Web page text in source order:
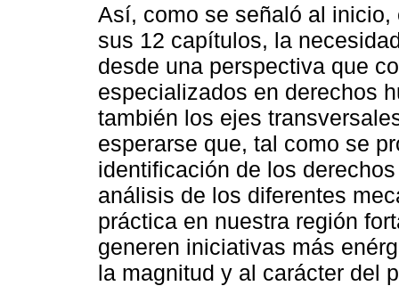
Así, como se señaló al
sus 12 capítulos, la
desde una perspectiva que
especializados en derechos
también los ejes
esperarse que, tal como se
identificación de los
análisis de los diferentes
práctica en nuestra región
generen iniciativas más
la magnitud y al carácter del